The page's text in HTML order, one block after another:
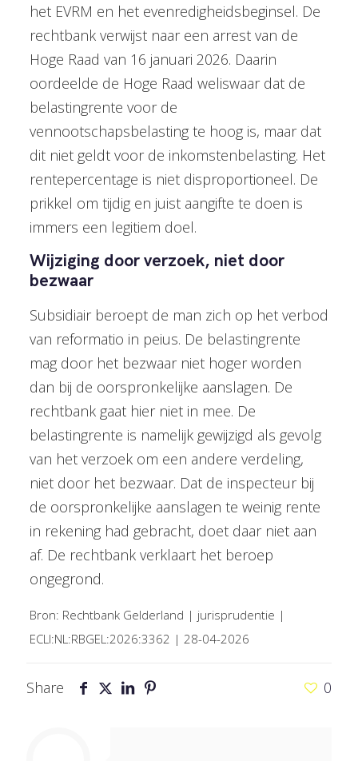
het EVRM en het evenredigheidsbeginsel. De
rechtbank verwijst naar een arrest van de
Hoge Raad van 16 januari 2026. Daarin
oordeelde de Hoge Raad weliswaar dat de
belastingrente voor de
vennootschapsbelasting te hoog is, maar dat
dit niet geldt voor de inkomstenbelasting. Het
rentepercentage is niet disproportioneel. De
prikkel om tijdig en juist aangifte te doen is
immers een legitiem doel.
Wijziging door verzoek, niet door
bezwaar
Subsidiair beroept de man zich op het verbod
van reformatio in peius. De belastingrente
mag door het bezwaar niet hoger worden
dan bij de oorspronkelijke aanslagen. De
rechtbank gaat hier niet in mee. De
belastingrente is namelijk gewijzigd als gevolg
van het verzoek om een andere verdeling,
niet door het bezwaar. Dat de inspecteur bij
de oorspronkelijke aanslagen te weinig rente
in rekening had gebracht, doet daar niet aan
af. De rechtbank verklaart het beroep
ongegrond.
Bron: Rechtbank Gelderland | jurisprudentie |
ECLI:NL:RBGEL:2026:3362 | 28-04-2026
Share 0